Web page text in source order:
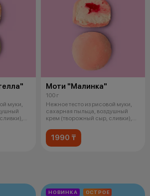
муки,
Моти "Малинка"
100 г
Нежное тесто из рисовой муки,
сахарная пыльца, воздушный
крем (творожный сыр, сливки),
1990 ₸
НОВИНКА ОСТРОЕ